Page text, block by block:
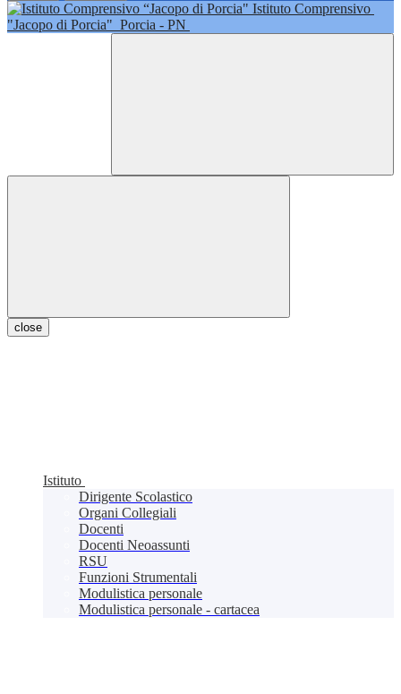
Istituto Comprensivo
"Jacopo di Porcia" Porcia - PN
close
Istituto
Dirigente Scolastico
Organi Collegiali
Docenti
Docenti Neoassunti
RSU
Funzioni Strumentali
Modulistica personale
Modulistica personale - cartacea